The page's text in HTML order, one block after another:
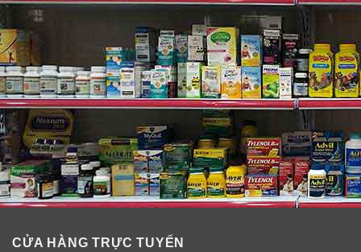
Rouge Eau De Parfum cũng là một sự lựa chọn được
nhiều chị em nghía đến cho mùi hương văn phòng công
sở.
CỬA HÀNG TRỰC TUYẾN